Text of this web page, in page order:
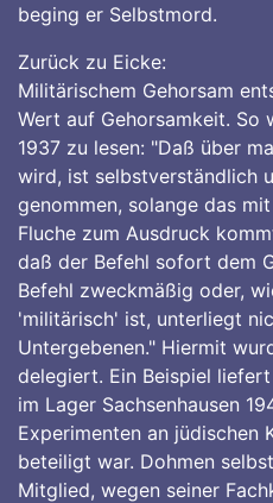
beging er Selbstmord.
Zurück zu Eicke:
Militärischem Gehorsam
Wert auf Gehorsamkeit. So
1937 zu lesen: "Daß über
wird, ist selbstverständlich
genommen, solange das
Fluche zum Ausdruck
daß der Befehl sofort dem
Befehl zweckmäßig oder,
'militärisch' ist, unterliegt
Untergebenen." Hiermit
delegiert. Ein Beispiel
im Lager Sachsenhausen
Experimenten an jüdischen
beteiligt war. Dohmen
Mitglied, wegen seiner